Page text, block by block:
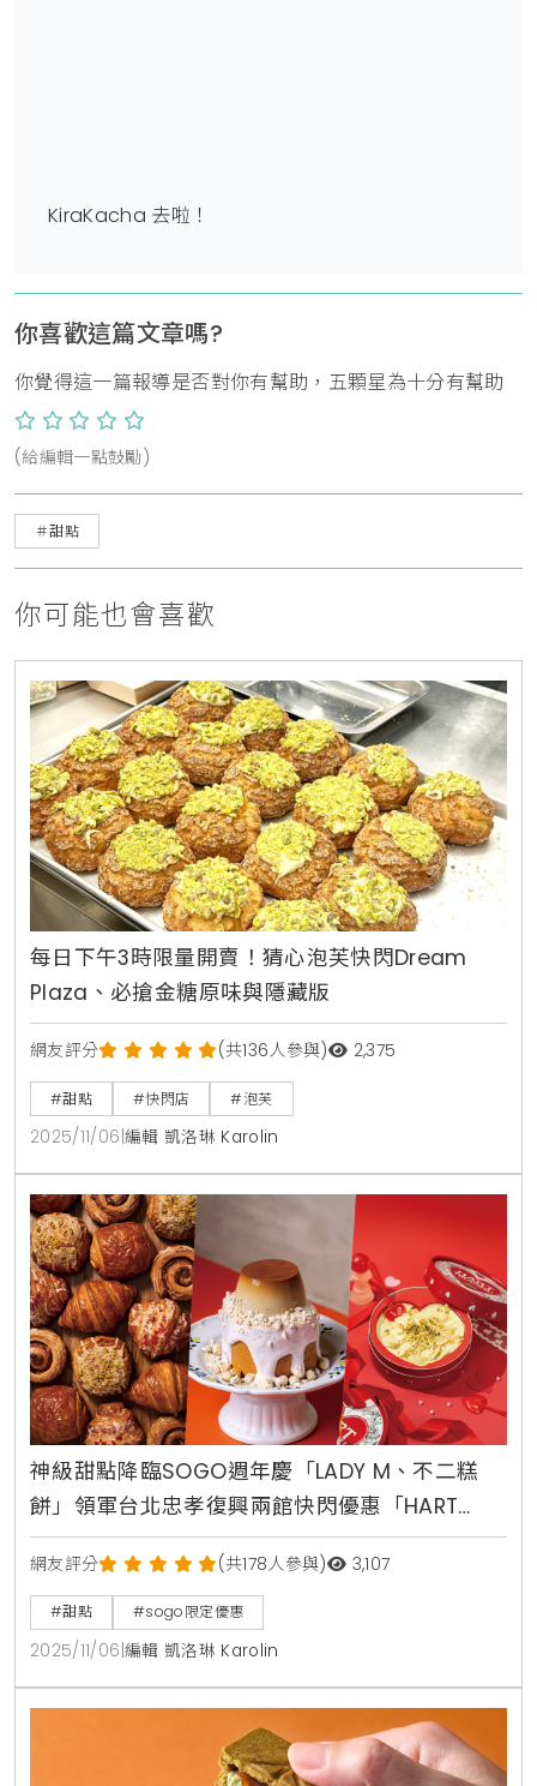
KiraKacha 去啦！
你喜歡這篇文章嗎?
你覺得這一篇報導是否對你有幫助，五顆星為十分有幫助
(給編輯一點鼓勵)
＃甜點
你可能也會喜歡
每日下午3時限量開賣！猜心泡芙快閃Dream
Plaza、必搶金糖原味與隱藏版
網友評分 (共136人參與) 2,375
#甜點 #快閃店 #泡芙
2025/11/06 編輯 凱洛琳 Karolin
神級甜點降臨SOGO週年慶「LADY M、不二糕
餅」領軍台北忠孝復興兩館快閃優惠「HART
TIRAMISU」必吃
網友評分 (共178人參與) 3,107
#甜點 #sogo限定優惠
2025/11/06 編輯 凱洛琳 Karolin